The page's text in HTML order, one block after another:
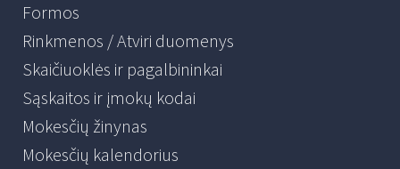
Formos
Rinkmenos / Atviri duomenys
Skaičiuoklės ir pagalbininkai
Sąskaitos ir įmokų kodai
Mokesčių žinynas
Mokesčių kalendorius